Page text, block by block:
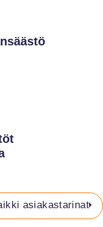
asiakastarinat